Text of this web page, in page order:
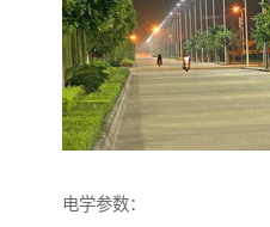
电学参数：